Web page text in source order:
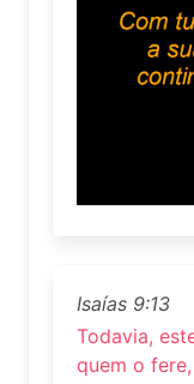
Isaías 9:13
Todavia,
quem o